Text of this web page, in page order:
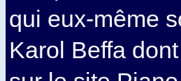
qui eux-même
Karol Beffa